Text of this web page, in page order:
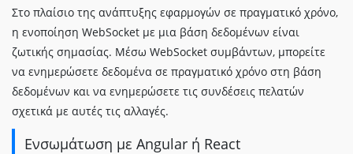
Στο πλαίσιο της ανάπτυξης εφαρμογών σε πραγματικό χρόνο,
η ενοποίηση WebSocket με μια βάση δεδομένων είναι
ζωτικής σημασίας. Μέσω WebSocket συμβάντων, μπορείτε
να ενημερώσετε δεδομένα σε πραγματικό χρόνο στη βάση
δεδομένων και να ενημερώσετε τις συνδέσεις πελατών
σχετικά με αυτές τις αλλαγές.
Ενσωμάτωση με Angular ή React